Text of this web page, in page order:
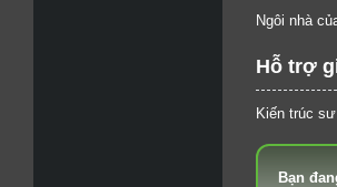
Ngôi nhà
Hỗ trợ
Kiến trúc
Bạn